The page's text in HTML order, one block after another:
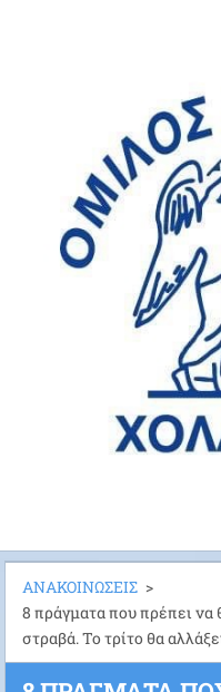
ΑΝΑΚΟΙΝΩΣΕΙΣ >
8 πράγματα που πρέπει να
στραβά. Το τρίτο θα